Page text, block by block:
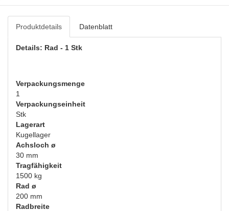
Produktdetails Datenblatt
Details: Rad - 1 Stk
Verpackungsmenge
1
Verpackungseinheit
Stk
Lagerart
Kugellager
Achsloch ø
30 mm
Tragfähigkeit
1500 kg
Rad ø
200 mm
Radbreite